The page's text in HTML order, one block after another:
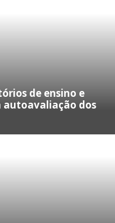
de ensino e
dos